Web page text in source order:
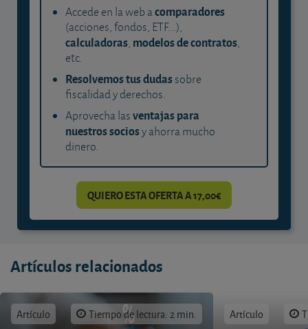
Accede en la web acomparadores
(acciones, fondos, ETF...),
calculadoras, modelos de contratos,
etc.
Resolvemos tus dudassobre
fiscalidad y derechos.
Aprovecha lasventajas para
nuestros sociosy ahorra mucho
dinero.
QUIERO ESTA OFERTA A 17,00€
Artículos relacionados
Artículo Tiempo de lectura: 2 min. Artículo